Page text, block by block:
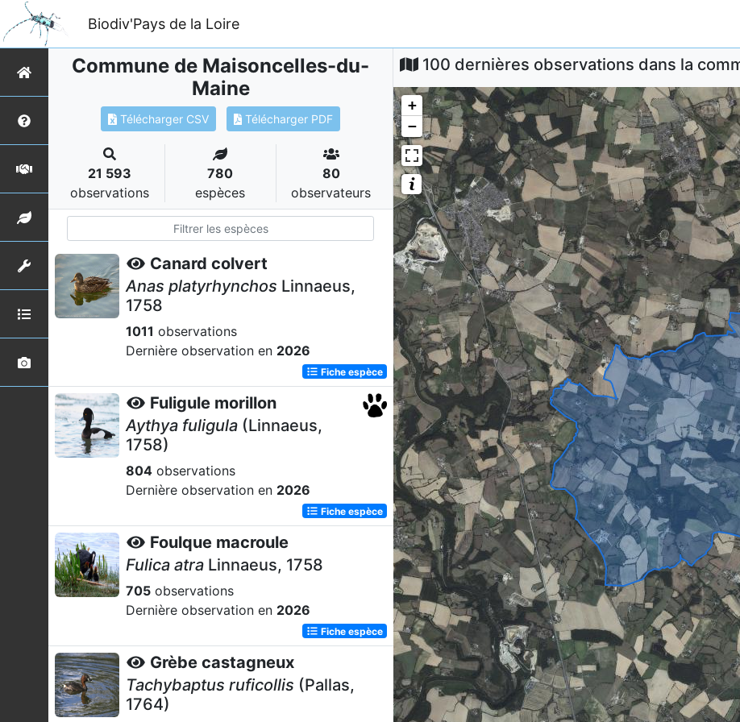
Biodiv'Pays de la Loire
Commune de Maisoncelles-du-
Maine
Télécharger CSV Télécharger PDF
21 593
observations
780
espèces
80
observateurs
Canard colvert
Anas platyrhynchos Linnaeus,
1758
1011 observations
Dernière observation en 2026
Fiche espèce
Fuligule morillon
Aythya fuligula (Linnaeus,
1758)
804 observations
Dernière observation en 2026
Fiche espèce
Foulque macroule
Fulica atra Linnaeus, 1758
705 observations
Dernière observation en 2026
Fiche espèce
Grèbe castagneux
Tachybaptus ruficollis (Pallas,
1764)
100 dernières observations dans la
+
−